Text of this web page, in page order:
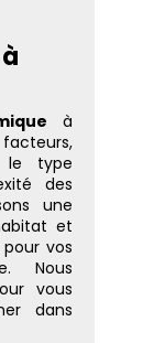
à
le type
des
une
et
vos
Nous
vous
dans